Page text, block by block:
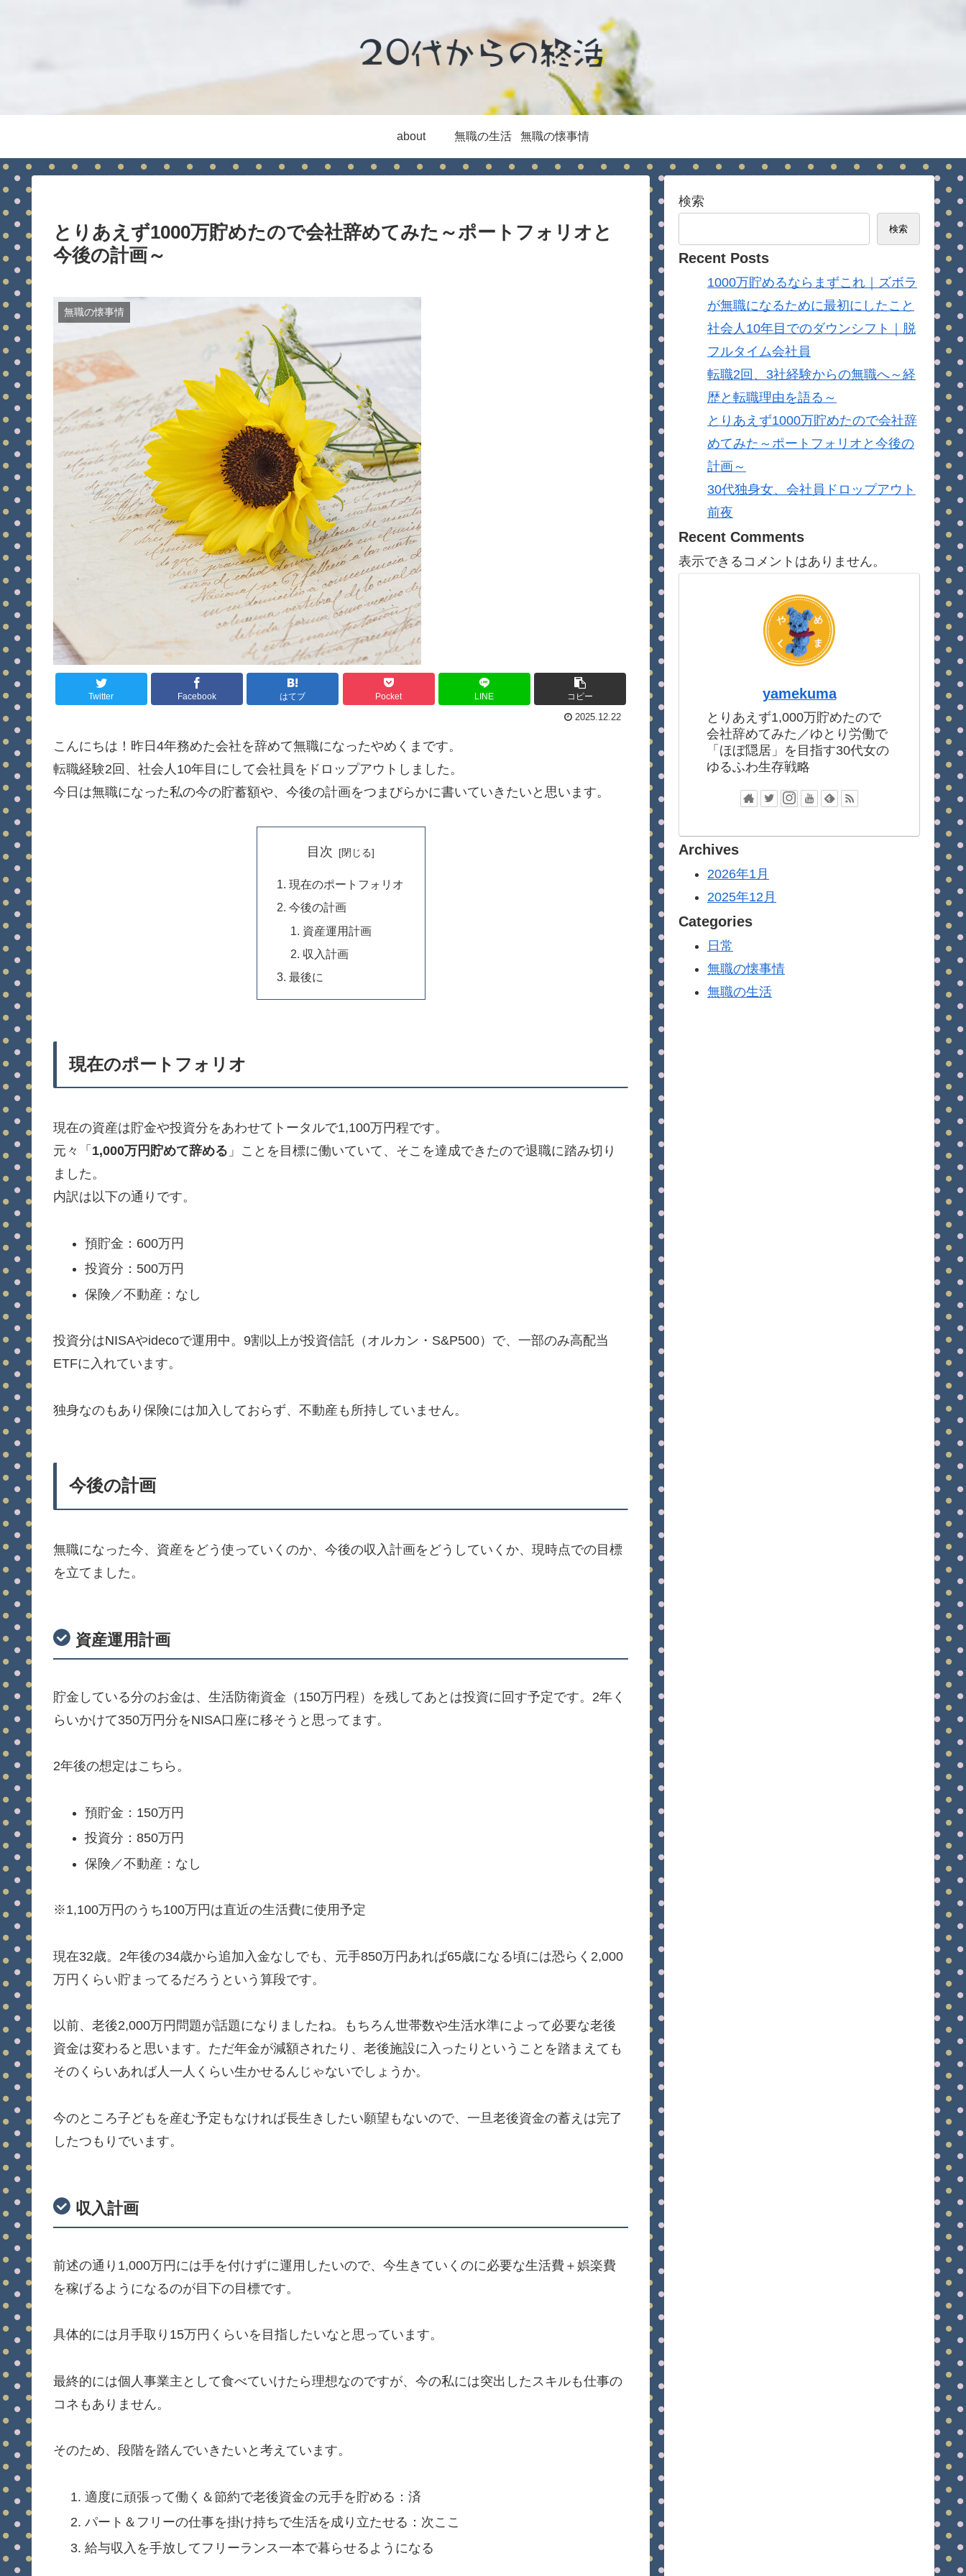
about 無職の生活 無職の懐事情
とりあえず1000万貯めたので会社辞めてみた～ポートフォリオと
今後の計画～
無職の懐事情
Twitter Facebook はてブ Pocket LINE コピー
2025.12.22
こんにちは！昨日4年務めた会社を辞めて無職になったやめくまです。
転職経験2回、社会人10年目にして会社員をドロップアウトしました。
今日は無職になった私の今の貯蓄額や、今後の計画をつまびらかに書いていきたいと思います。
目次
現在のポートフォリオ
今後の計画
資産運用計画
収入計画
最後に
現在のポートフォリオ
現在の資産は貯金や投資分をあわせてトータルで1,100万円程です。
元々「 1,000万円貯めて辞める 」ことを目標に働いていて、そこを達成できたので退職に踏み切り
ました。
内訳は以下の通りです。
預貯金：600万円
投資分：500万円
保険／不動産：なし
投資分はNISAやidecoで運用中。9割以上が投資信託（オルカン・S&P500）で、一部のみ高配当
ETFに入れています。
独身なのもあり保険には加入しておらず、不動産も所持していません。
今後の計画
無職になった今、資産をどう使っていくのか、今後の収入計画をどうしていくか、現時点での目標
を立てました。
資産運用計画
貯金している分のお金は、生活防衛資金（150万円程）を残してあとは投資に回す予定です。2年く
らいかけて350万円分をNISA口座に移そうと思ってます。
2年後の想定はこちら。
預貯金：150万円
投資分：850万円
保険／不動産：なし
※1,100万円のうち100万円は直近の生活費に使用予定
現在32歳。2年後の34歳から追加入金なしでも、元手850万円あれば65歳になる頃には恐らく2,000
万円くらい貯まってるだろうという算段です。
以前、老後2,000万円問題が話題になりましたね。もちろん世帯数や生活水準によって必要な老後
資金は変わると思います。ただ年金が減額されたり、老後施設に入ったりということを踏まえても
そのくらいあれば人一人くらい生かせるんじゃないでしょうか。
今のところ子どもを産む予定もなければ長生きしたい願望もないので、一旦老後資金の蓄えは完了
したつもりでいます。
収入計画
前述の通り1,000万円には手を付けずに運用したいので、今生きていくのに必要な生活費＋娯楽費
を稼げるようになるのが目下の目標です。
具体的には月手取り15万円くらいを目指したいなと思っています。
最終的には個人事業主として食べていけたら理想なのですが、今の私には突出したスキルも仕事の
コネもありません。
そのため、段階を踏んでいきたいと考えています。
適度に頑張って働く＆節約で老後資金の元手を貯める：済
パート＆フリーの仕事を掛け持ちで生活を成り立たせる：次ここ
給与収入を手放してフリーランス一本で暮らせるようになる
検索
検索
Recent Posts
1000万貯めるならまずこれ｜ズボラ
が無職になるために最初にしたこと
社会人10年目でのダウンシフト｜脱
フルタイム会社員
転職2回、3社経験からの無職へ～経
歴と転職理由を語る～
とりあえず1000万貯めたので会社辞
めてみた～ポートフォリオと今後の
計画～
30代独身女、会社員ドロップアウト
前夜
Recent Comments
表示できるコメントはありません。
yamekuma
とりあえず1,000万貯めたので
会社辞めてみた／ゆとり労働で
「ほぼ隠居」を目指す30代女の
ゆるふわ生存戦略
Archives
2026年1月
2025年12月
Categories
日常
無職の懐事情
無職の生活